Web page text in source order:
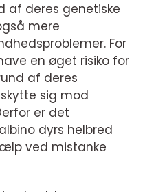
af deres genetiske
mere
For
en øget risiko for
af deres
sig mod
er det
dyrs helbred
ved mistanke